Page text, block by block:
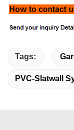
Tags:
PVC-Slatwall